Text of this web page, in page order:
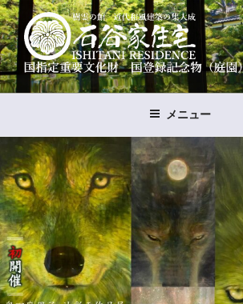
コ
ン
テ
ン
ツ
プ
樹霊の館 石谷家住宅
国指定重要文化財 国登録名勝（石谷氏庭園）
メニュー